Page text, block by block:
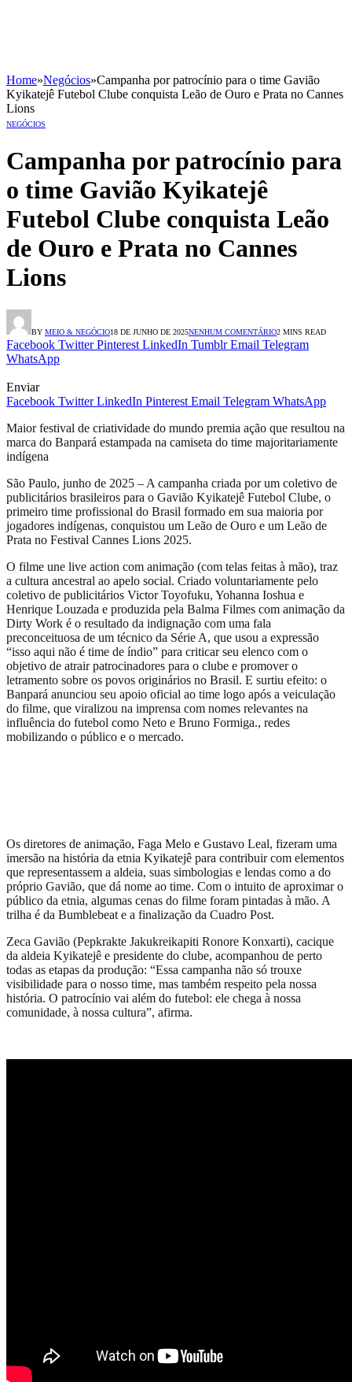
Home»Negócios»Campanha por patrocínio para o time Gavião
Kyikatejê Futebol Clube conquista Leão de Ouro e Prata no Cannes
Lions
NEGÓCIOS
Campanha por patrocínio para
o time Gavião Kyikatejê
Futebol Clube conquista Leão
de Ouro e Prata no Cannes
Lions
BY MEIO & NEGÓCIO18 DE JUNHO DE 2025NENHUM COMENTÁRIO2 MINS READ
Facebook Twitter Pinterest LinkedIn Tumblr Email Telegram
WhatsApp
Enviar
Facebook Twitter LinkedIn Pinterest Email Telegram WhatsApp
Maior festival de criatividade do mundo premia ação que resultou na
marca do Banpará estampada na camiseta do time majoritariamente
indígena
São Paulo, junho de 2025 – A campanha criada por um coletivo de
publicitários brasileiros para o Gavião Kyikatejê Futebol Clube, o
primeiro time profissional do Brasil formado em sua maioria por
jogadores indígenas, conquistou um Leão de Ouro e um Leão de
Prata no Festival Cannes Lions 2025.
O filme une live action com animação (com telas feitas à mão), traz
a cultura ancestral ao apelo social. Criado voluntariamente pelo
coletivo de publicitários Victor Toyofuku, Yohanna Ioshua e
Henrique Louzada e produzida pela Balma Filmes com animação da
Dirty Work é o resultado da indignação com uma fala
preconceituosa de um técnico da Série A, que usou a expressão
“isso aqui não é time de índio” para criticar seu elenco com o
objetivo de atrair patrocinadores para o clube e promover o
letramento sobre os povos originários no Brasil. E surtiu efeito: o
Banpará anunciou seu apoio oficial ao time logo após a veiculação
do filme, que viralizou na imprensa com nomes relevantes na
influência do futebol como Neto e Bruno Formiga., redes
mobilizando o público e o mercado.
Os diretores de animação, Faga Melo e Gustavo Leal, fizeram uma
imersão na história da etnia Kyikatejê para contribuir com elementos
que representassem a aldeia, suas simbologias e lendas como a do
próprio Gavião, que dá nome ao time. Com o intuito de aproximar o
público da etnia, algumas cenas do filme foram pintadas à mão. A
trilha é da Bumblebeat e a finalização da Cuadro Post.
Zeca Gavião (Pepkrakte Jakukreikapiti Ronore Konxarti), cacique
da aldeia Kyikatejê e presidente do clube, acompanhou de perto
todas as etapas da produção: “Essa campanha não só trouxe
visibilidade para o nosso time, mas também respeito pela nossa
história. O patrocínio vai além do futebol: ele chega à nossa
comunidade, à nossa cultura”, afirma.